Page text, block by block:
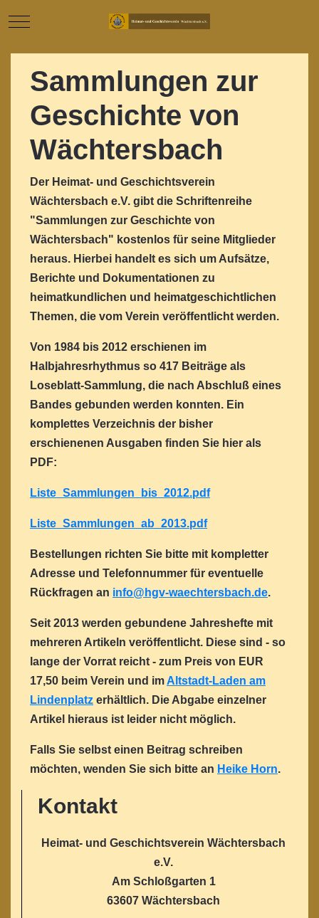
Mobile Menu Toggle
Sammlungen zur
Geschichte von
Wächtersbach
Der Heimat- und Geschichtsverein
Wächtersbach e.V. gibt die Schriftenreihe
"Sammlungen zur Geschichte von
Wächtersbach" kostenlos für seine Mitglieder
heraus. Hierbei handelt es sich um Aufsätze,
Berichte und Dokumentationen zu
heimatkundlichen und heimatgeschichtlichen
Themen, die vom Verein veröffentlicht werden.
Von 1984 bis 2012 erschienen im
Halbjahresrhythmus so 417 Beiträge als
Loseblatt-Sammlung, die nach Abschluß eines
Bandes gebunden werden konnten. Ein
komplettes Verzeichnis der bisher
erschienenen Ausgaben finden Sie hier als
PDF:
Liste_Sammlungen_bis_2012.pdf
Liste_Sammlungen_ab_2013.pdf
Bestellungen richten Sie bitte mit kompletter
Adresse und Telefonnummer für eventuelle
Rückfragen an info@hgv-waechtersbach.de.
Seit 2013 werden gebundene Jahreshefte mit
mehreren Artikeln veröffentlicht. Diese sind - so
lange der Vorrat reicht - zum Preis von EUR
17,50 beim Verein und imAltstadt-Laden am
Lindenplatz erhältlich. Die Abgabe einzelner
Artikel hieraus ist leider nicht möglich.
Falls Sie selbst einen Beitrag schreiben
möchten, wenden Sie sich bitte an Heike Horn.
Kontakt
Heimat- und Geschichtsverein Wächtersbach
e.V.
Am Schloßgarten 1
63607 Wächtersbach